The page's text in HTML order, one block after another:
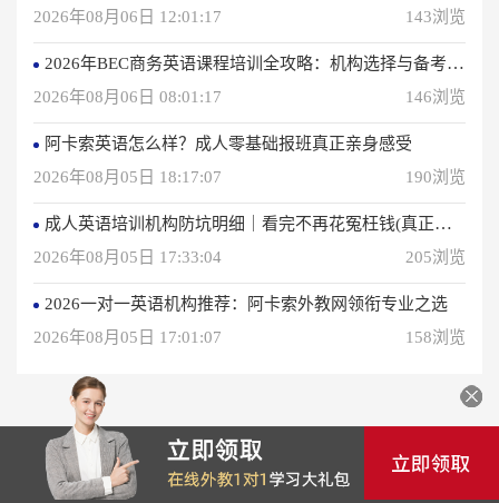
2026年08月06日 12:01:17
143浏览
2026年BEC商务英语课程培训全攻略：机构选择与备考指南
2026年08月06日 08:01:17
146浏览
阿卡索英语怎么样？成人零基础报班真正亲身感受
2026年08月05日 18:17:07
190浏览
成人英语培训机构防坑明细｜看完不再花冤枉钱(真正的用户反馈)
2026年08月05日 17:33:04
205浏览
2026一对一英语机构推荐：阿卡索外教网领衔专业之选
2026年08月05日 17:01:07
158浏览